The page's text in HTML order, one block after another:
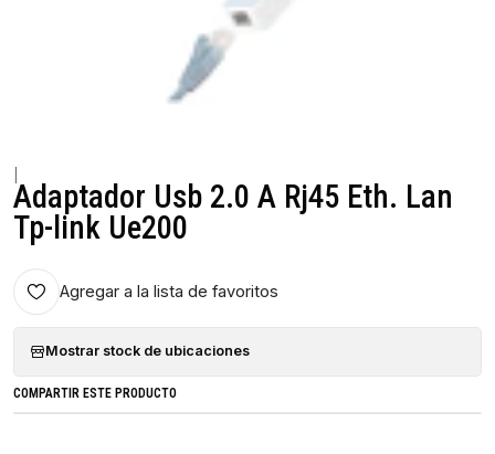
Adaptador Usb 2.0 A Rj45 Eth. Lan
Tp-link Ue200
Agregar a la lista de favoritos
Mostrar stock de ubicaciones
COMPARTIR ESTE PRODUCTO